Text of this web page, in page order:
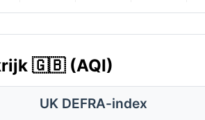
🇬🇧 (AQI)
UK DEFRA-index